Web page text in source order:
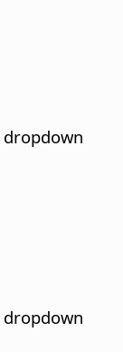
dropdown
dropdown